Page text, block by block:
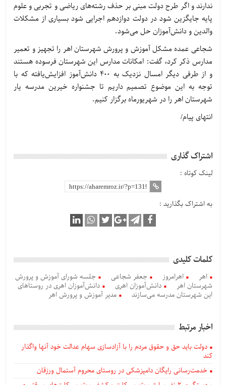
ندارند و اگر طرح دولت مبنی بر حذف رشته‌های ریاضی و تجربی و علوم
پایه جایگزین شود در دولت دوازدهم اجرایی شود بسیاری از مشکلات
والدین و دانش‌آموزان حل می‌شود.
شجاعی عمده مشکل آموزش و پرورش شهرستان اهر را تجهیز و تعمیر
مدارس ذکر کرد، گفت: امکانات مدارس این شهرستان فرسوده هستند
و از طرفی دیگر امسال نزدیک به 400 دانش‌آموز افزایش‌یافته که با
توجه به این موضوع تصمیم داریم تا جشنواره خیرین مدرسه یار
شهرستان اهر را در شهریورماه برگزار کنیم.
انتهای پیام/
اشتراک گذاری
لینک کوتاه :
به اشتراک بگذارید :
کلمات کلیدی
اهر اهرامروز جعفر شجاعی
جلسه شورای آموزش و پرورش
شهرستان اهر
دانش‌آموزان اهری
دانش‌آموزان اهری در روستاهای
این شهرستان مدرسه می‌سازند
مدیر آموزش و پرورش اهر
اخبار مرتبط
دولت باید حق و حقوق مردم را با آزادسازی سهام عدالت خود آنها واگذار
کند
خدمت‌رسانی رایگان دامپزشکی در روستای محروم آستمال ورزقان